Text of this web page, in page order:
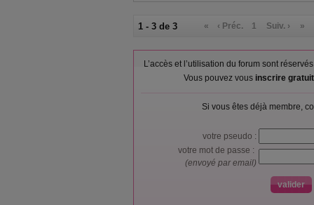
1 - 3 de 3 « ‹ Préc. 1 Suiv. › »
L’accès et l’utilisation du forum sont
Vous pouvez vous inscrire
Si vous êtes déjà membre,
votre pseudo :
votre mot de passe :
(envoyé par email)